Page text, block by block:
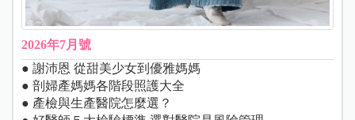
2026年7月號
● 謝沛恩 從甜美少女到優雅媽媽
● 剖婦產媽媽各階段照護大全
● 產檢與生產醫院怎麼選？